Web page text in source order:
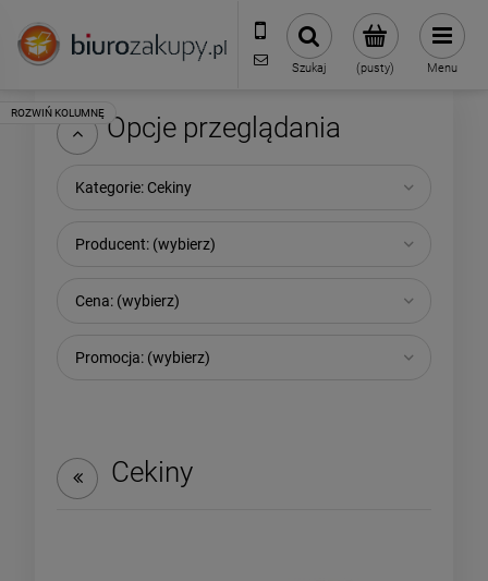
32 70 50 250
sklep@biurozakupy.pl
(pusty)
Szukaj Menu
Opcje przeglądania
Kategorie: Cekiny
Producent: (wybierz)
Cena: (wybierz)
Promocja: (wybierz)
Cekiny